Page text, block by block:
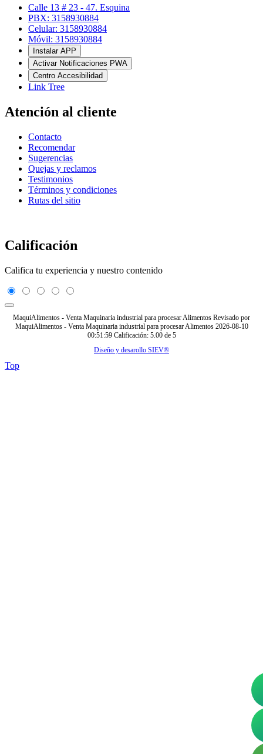
Calle 13 # 23 - 47. Esquina
PBX: 3158930884
Celular: 3158930884
Móvil: 3158930884
Instalar APP
Activar Notificaciones PWA
Centro Accesibilidad
Link Tree
Atención al cliente
Contacto
Recomendar
Sugerencias
Quejas y reclamos
Testimonios
Términos y condiciones
Rutas del sitio
Calificación
Califica tu experiencia y nuestro contenido
MaquiAlimentos - Venta Maquinaria industrial para procesar Alimentos Revisado por
MaquiAlimentos - Venta Maquinaria industrial para procesar Alimentos 2026-08-10
00:51:59 Calificación: 5.00 de 5
Diseño y desarollo SIEV®
Top